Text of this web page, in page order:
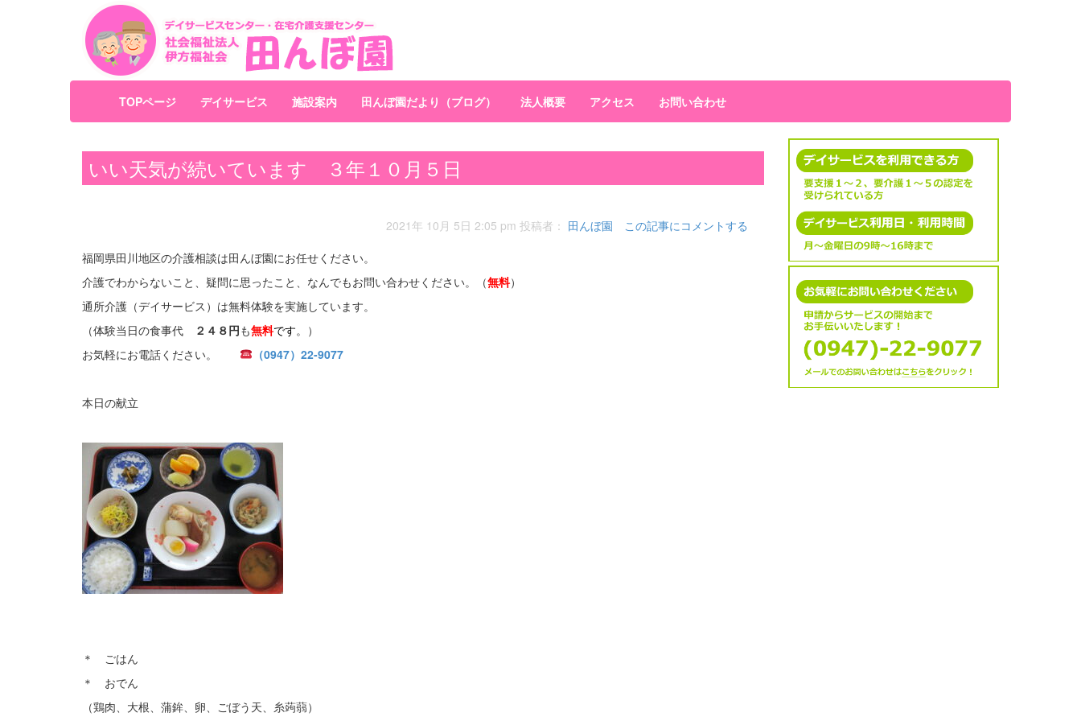
TOPページ デイサービス 施設案内 田んぼ園だより（ブログ） 法人概要 アクセス お問い合わせ
いい天気が続いています ３年１０月５日
2021年 10月 5日 2:05 pm 投稿者： 田んぼ園
この記事にコメントする
福岡県田川地区の介護相談は田んぼ園にお任せください。
介護でわからないこと、疑問に思ったこと、なんでもお問い合わせください。（無料）
通所介護（デイサービス）は無料体験を実施しています。
（体験当日の食事代
２４８円も無料です。）
お気軽にお電話ください。
（0947）22-9077
本日の献立
＊ ごはん
＊ おでん
（鶏肉、大根、蒲鉾、卵、ごぼう天、糸蒟蒻）